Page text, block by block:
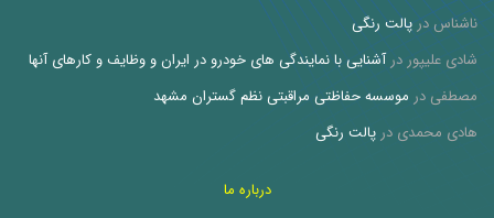
ناشناسدر پالت رنگی
شادی علیپور درآشنایی با نمایندگی های خودرو در ایران و وظایف و کارهای آنها
مصطفی در موسسه حفاظتی مراقبتی نظم گستران مشهد
هادی محمدی در پالت رنگی
درباره ما